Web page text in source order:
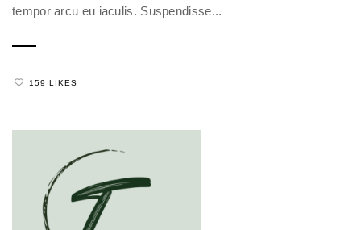
tempor arcu eu iaculis. Suspendisse...
159 LIKES